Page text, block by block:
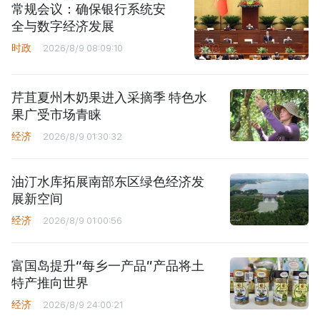
常规会议：确保银行系统安
全与数字经济发展
时政 2026/8/9 08:09:10
芹苴夏州木奶果进入采摘季 特色水
果广受市场青睐
经济 2026/8/9 01:30:32
油汀水库拓展南部东区绿色经济发
展新空间
经济 2026/8/9 01:00:56
富国岛提升“每乡一产品”产品将土
特产推向世界
经济 2026/8/9 24:00:21